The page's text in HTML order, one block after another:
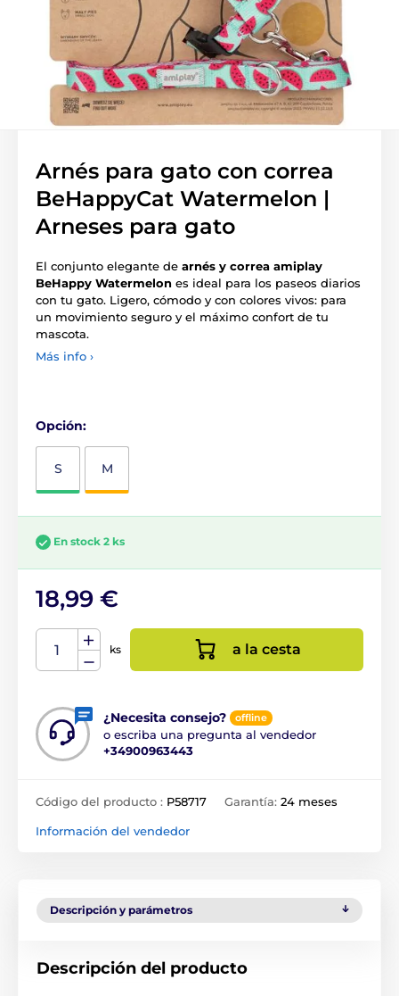
Arnés para gato con correa
BeHappyCat Watermelon |
Arneses para gato
El conjunto elegante de arnés y correa amiplay
BeHappy Watermelon es ideal para los paseos diarios
con tu gato. Ligero, cómodo y con colores vivos: para
un movimiento seguro y el máximo confort de tu
mascota.
Más info ›
Opción:
S M
En stock 2 ks
18,99 €
ks a la cesta
¿Necesita consejo? offline
o escriba una pregunta al vendedor
+34900963443
Código del producto : P58717 Garantía: 24 meses
Información del vendedor
Descripción y parámetros
Descripción del producto